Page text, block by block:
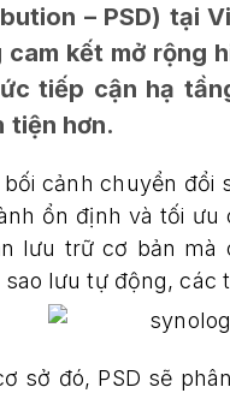
– PSD) tại
cam kết mở rộng
tiếp cận hạ
tiện hơn.
bối cảnh chuyển đổi
ổn định và tối ưu
lưu trữ cơ bản mà
lưu tự động, các
sở đó, PSD sẽ